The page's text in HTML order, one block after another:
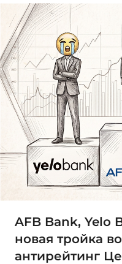
AFB Bank, Yelo
новая тройка
антирейтинг